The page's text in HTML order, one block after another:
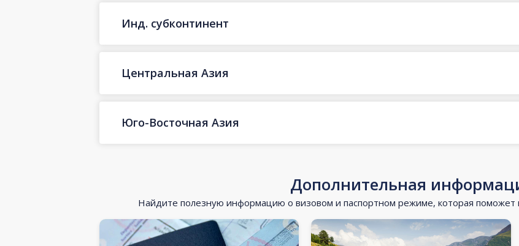
Инд. субконтинент
Центральная Азия
Юго-Восточная Азия
Дополнительная
Найдите полезную информацию о визовом и паспортном режиме, которая поможет